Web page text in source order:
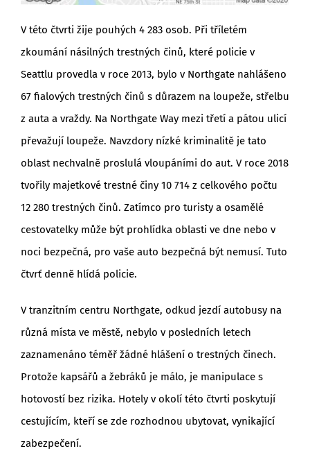
V této čtvrti žije pouhých 4 283 osob. Při tříletém
zkoumání násilných trestných činů, které policie v
Seattlu provedla v roce 2013, bylo v Northgate nahlášeno
67 fialových trestných činů s důrazem na loupeže, střelbu
z auta a vraždy. Na Northgate Way mezi třetí a pátou ulicí
převažují loupeže. Navzdory nízké kriminalitě je tato
oblast nechvalně proslulá vloupáními do aut. V roce 2018
tvořily majetkové trestné činy 10 714 z celkového počtu
12 280 trestných činů. Zatímco pro turisty a osamělé
cestovatelky může být prohlídka oblasti ve dne nebo v
noci bezpečná, pro vaše auto bezpečná být nemusí. Tuto
čtvrť denně hlídá policie.
V tranzitním centru Northgate, odkud jezdí autobusy na
různá místa ve městě, nebylo v posledních letech
zaznamenáno téměř žádné hlášení o trestných činech.
Protože kapsářů a žebráků je málo, je manipulace s
hotovostí bez rizika. Hotely v okolí této čtvrti poskytují
cestujícím, kteří se zde rozhodnou ubytovat, vynikající
zabezpečení.